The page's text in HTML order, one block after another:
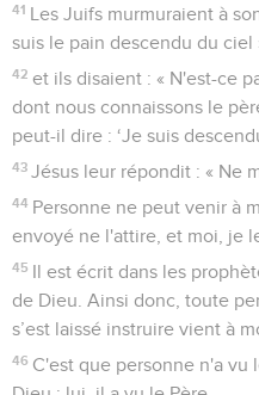
41 Les Juifs murmuraient à
suis le pain descendu du ciel
42 et ils disaient : « N'est-ce
dont nous connaissons le
peut-il dire : ‘Je suis
43 Jésus leur répondit : « Ne
44 Personne ne peut venir à
envoyé ne l'attire, et moi, je
45 Il est écrit dans les
de Dieu. Ainsi donc, toute
s’est laissé instruire vient à
46 C'est que personne n'a vu